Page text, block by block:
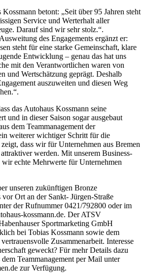
betont: „Seit über 95 Jahren steht
Service und Werterhalt aller
Darauf sind wir sehr stolz.“.
des Engagements ergänzt er:
steht für eine starke Gemeinschaft, klare
Entwicklung – genau das hat uns
mit den Verantwortlichen waren von
und Wertschätzung geprägt. Deshalb
auszuweiten und diesen Weg
das Autohaus Kossmann seine
und in dieser Saison sogar ausgebaut
dem Teammanagement der
weiterer wichtiger Schritt für die
dass wir für Unternehmen aus Bremen
werden. Mit unserem Business-
echte Mehrwerte für Unternehmen
unseren zukünftigen Bronze
vor Ort an der Sankt- Jürgen-Straße
der Rufnummer 0421/792800 oder im
kossmann.de. Der ATSV
Sportmarketing GmbH
bei Tobias Kossmann sowie dem
Zusammenarbeit. Interesse
geweckt? Für mehr Details dazu
Teammanagement per Mail unter
zur Verfügung.